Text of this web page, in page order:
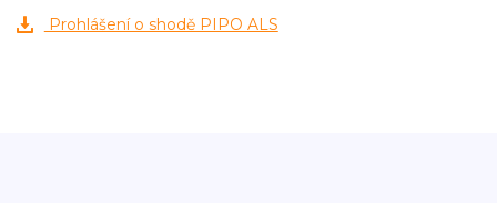
Prohlášení o shodě PIPO ALS